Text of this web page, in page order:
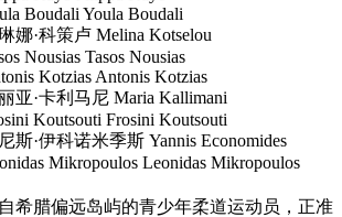
Youla Boudali
Melina Kotselou
Tasos Nousias
Antonis Kotzias
尼 Maria Kallimani
Frosini Koutsouti
米季斯 Yannis Economides
Leonidas Mikropoulos
希腊偏远岛屿的青少年柔道运动员，正准